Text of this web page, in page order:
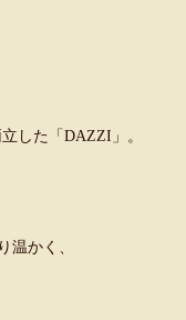
した「DAZZI」。
温かく、